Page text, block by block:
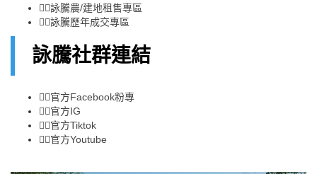
👉🏻詠騰農/建地租售專區
👉🏻詠騰歷年成交專區
詠騰社群連結
👉🏻官方Facebook粉專
👉🏻官方IG
👉🏻官方Tiktok
👉🏻官方Youtube